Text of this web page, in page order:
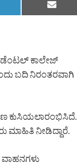
ಡೆಂಟಲ್ ಕಾಲೇಜ್
ಬದಿ ನಿರಂತರವಾಗಿ
ಕುಸಿಯಲಾರಂಭಿಸಿದೆ.
ಮಾಹಿತಿ ನೀಡಿದ್ದಾರೆ.